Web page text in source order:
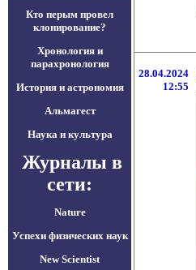
Кто перым провел
клонирование?
Хронология и
парахронология
История и астрономия
Альмагест
Наука и культура
Журналы в
сети:
Nature
Успехи физических наук
New Scientist
28.04.2024
12:55